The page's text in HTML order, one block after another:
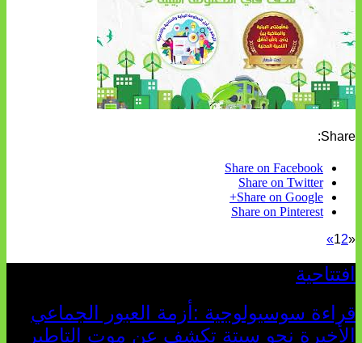
Share:
Share on Facebook
Share on Twitter
Share on Google+
Share on Pinterest
«
12
»
افتتاحية
قراءة سوسيولوجية :أزمة العبور الجماعي
الأخيرة نحو سبتة تكشف عن موت التاطير